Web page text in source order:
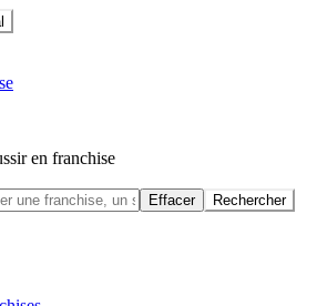
en franchise
Effacer Rechercher